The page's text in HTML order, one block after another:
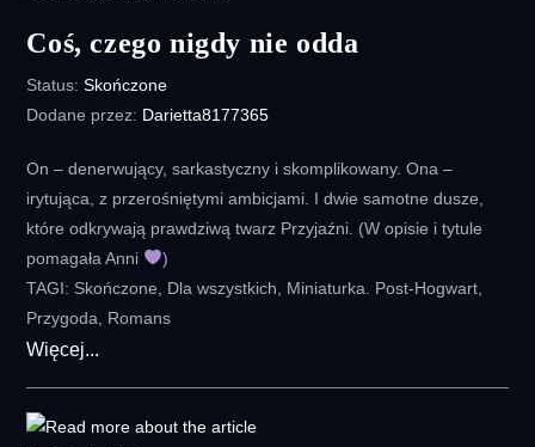
Coś, czego nigdy nie odda
Status:Skończone
Dodane przez: Darietta8177365
On – denerwujący, sarkastyczny i skomplikowany. Ona –
irytująca, z przerośniętymi ambicjami. I dwie samotne dusze,
które odkrywają prawdziwą twarz Przyjaźni. (W opisie i tytule
pomagała Anni
)
TAGI: Skończone, Dla wszystkich, Miniaturka. Post-Hogwart,
Przygoda, Romans
Więcej...
nie